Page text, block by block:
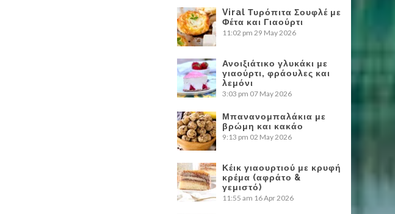
Viral Τυρόπιτα Σουφλέ με
Φέτα και Γιαούρτι
11:02 pm 29 May 2026
Ανοιξιάτικο γλυκάκι με
γιαούρτι, φράουλες και
λεμόνι
3:03 pm 07 May 2026
Μπανανομπαλάκια με
βρώμη και κακάο
9:13 pm 02 May 2026
Κέικ γιαουρτιού με κρυφή
κρέμα (αφράτο &
γεμιστό)
11:55 am 16 Apr 2026